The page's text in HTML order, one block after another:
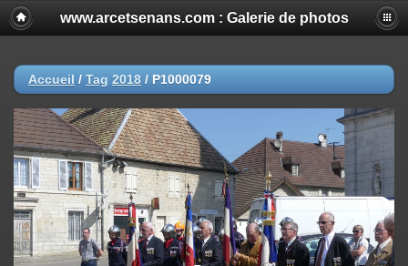
www.arcetsenans.com : Galerie de photos
Accueil / Tag 2018 / P1000079